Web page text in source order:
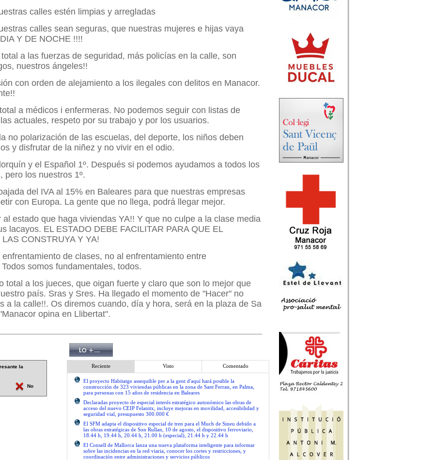
calles estén limpias y arregladas
calles sean seguras, que nuestras mujeres e hijas vaya
Y DE NOCHE !!!!
a las fuerzas de seguridad, más policías en la calle, son
nuestros ángeles!!
con orden de alejamiento a los ilegales con delitos en Manacor.
a médicos i enfermeras. No podemos seguir con listas de
actuales, respeto por su trabajo y por los usuarios.
no polarización de las escuelas, del deporte, los niños deben
y disfrutar de la niñez y no vivir en el odio.
y el Español 1º. Después si podemos ayudamos a todos los
pero los nuestros 1º.
del IVA al 15% en Baleares para que nuestras empresas
con Europa. La gente que no llega, podrá llegar mejor.
al estado que haga viviendas YA!! Y que no culpe a la clase media
lacayos. EL ESTADO DEBE FACILITAR PARA QUE EL
CONSTRUYA Y YA!
de clases, no al enfrentamiento entre
Todos somos fundamentales, todos.
total a los jueces, que oigan fuerte y claro que son lo mejor que
país. Sras y Sres. Ha llegado el momento de "Hacer" no
a la calle!!. Os diremos cuando, día y hora, será en la plaza de Sa
opina en Llibertat".
la
No
Reciente Visto Comentado
El proyecto Habitatge assequible per a la gent d'aquí hará posible la
construcción de 323 viviendas públicas en la zona de Sant Ferran, en Palma,
para personas con 15 años de residencia en Baleares
Declaradas proyecto de especial interés estratégico autonómico las obras de
acceso del nuevo CEIP Felanitx, incluye mejoras en movilidad, accesibilidad y
seguridad vial, presupuesto 300.000 €
El SFM adapta el dispositivo especial de tren para el Much de Sineu debido a
las obras estratégicas de Son Rullan, 10 de agosto, el dispositivo ferroviario,
18.44 h, 19.44 h, 20.44 h, 21.00 h (especial), 21.44 h y 22.44 h
El Consell de Mallorca lanza una nueva plataforma inteligente para informar
sobre las incidencias en la red viaria, conocer los cortes y restricciones, y
coordinación entre administraciones y servicios públicos